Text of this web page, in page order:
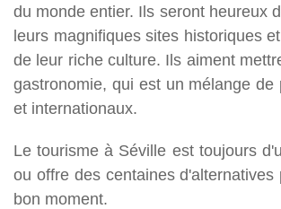
du monde entier. Ils seront heureux
leurs magnifiques sites historiques
de leur riche culture. Ils aiment
gastronomie, qui est un mélange de
et internationaux.
Le tourisme à Séville est toujours
ou offre des centaines d'alternatives
bon moment.